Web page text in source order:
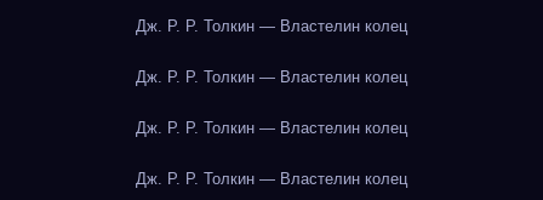
Дж. Р. Р. Толкин — Властелин колец
Дж. Р. Р. Толкин — Властелин колец
Дж. Р. Р. Толкин — Властелин колец
Дж. Р. Р. Толкин — Властелин колец